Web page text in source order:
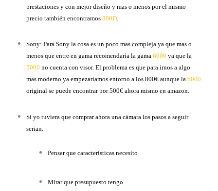
prestaciones y con mejor diseño y mas o menos por el mismo
precio también encontramos800D
Sony: Para Sony la cosa es un poco mas compleja ya que mas o
menos que entre en gama recomendaría la gama6000 ya que la
5000 no cuenta con visor. El problema es que para irnos a algo
mas moderno ya empezaríamos entorno a los 800€ aunque la6000
original se puede encontrar por 500€ ahora mismo en amazon.
Si yo tuviera que comprar ahora una cámara los pasos a seguir
serian:
Pensar que características necesito
Mirar que presupuesto tengo